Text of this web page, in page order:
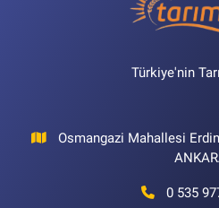
Türkiye'nin
Osmangazi Mahallesi
0 535